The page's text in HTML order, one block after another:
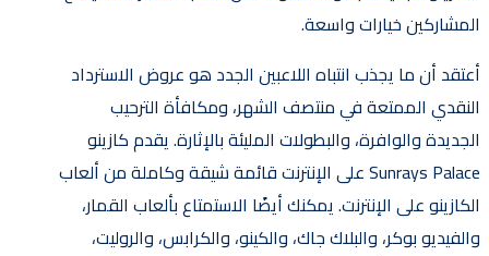
المشاركين خيارات واسعة.
أعتقد أن ما يجذب انتباه اللاعبين الجدد هو عروض الاسترداد
النقدي الممتعة في منتصف الشهر، ومكافأة الترحيب
الجديدة والوافرة، والبطولات المليئة بالإثارة. يقدم كازينو
Sunrays Palace على الإنترنت قائمة شيقة وكاملة من ألعاب
الكازينو على الإنترنت. يمكنك أيضًا الاستمتاع بألعاب القمار،
والفيديو بوكر، والبلاك جاك، والكينو، والكرابس، والروليت،